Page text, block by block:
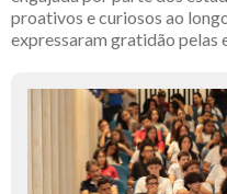
proativos e curiosos ao
expressaram gratidão pelas